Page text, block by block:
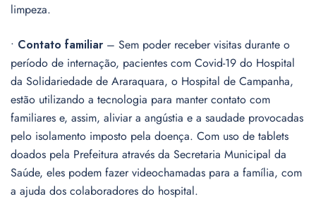
limpeza.
• Contato familiar – Sem poder receber visitas durante o
período de internação, pacientes com Covid-19 do Hospital
da Solidariedade de Araraquara, o Hospital de Campanha,
estão utilizando a tecnologia para manter contato com
familiares e, assim, aliviar a angústia e a saudade provocadas
pelo isolamento imposto pela doença. Com uso de tablets
doados pela Prefeitura através da Secretaria Municipal da
Saúde, eles podem fazer videochamadas para a família, com
a ajuda dos colaboradores do hospital.